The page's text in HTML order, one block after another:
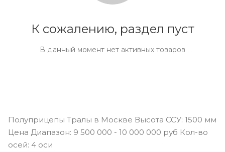
К сожалению, раздел пуст
В данный момент нет активных товаров
Полуприцепы Тралы в Москве Высота ССУ: 1500 мм
Цена Диапазон: 9 500 000 - 10 000 000 руб Кол-во
осей: 4 оси